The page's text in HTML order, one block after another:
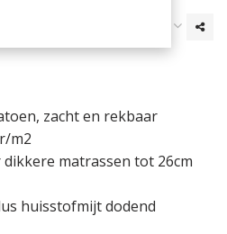
zacht en rekbaar
m2
matrassen tot 26cm
huisstofmijt dodend